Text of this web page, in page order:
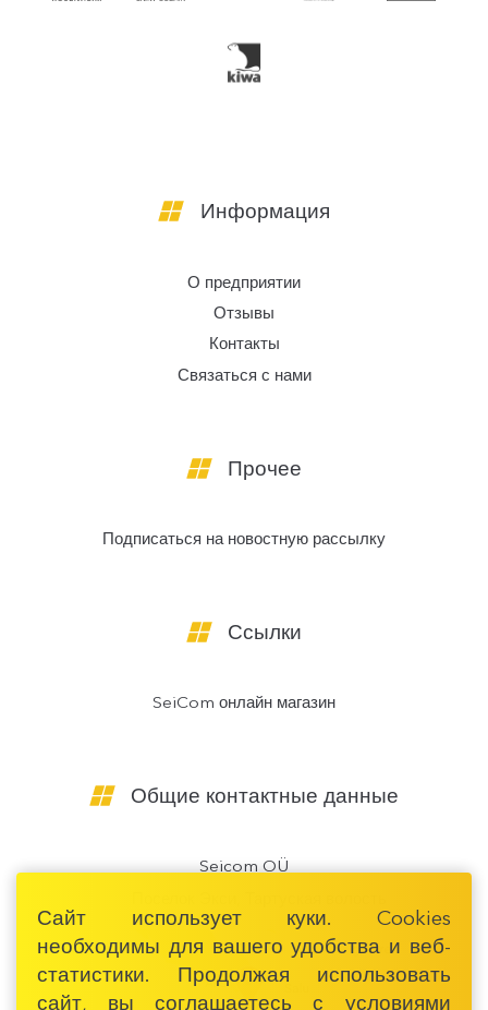
Информация
О предприятии
Отзывы
Контакты
Связаться с нами
Прочее
Подписаться на новостную рассылку
Ссылки
SeiCom онлайн магазин
Общие контактные данные
Seicom OÜ
Сайт использует куки. Cookies
необходимы для вашего удобства и веб-
статистики. Продолжая использовать
сайт, вы соглашаетесь с условиями